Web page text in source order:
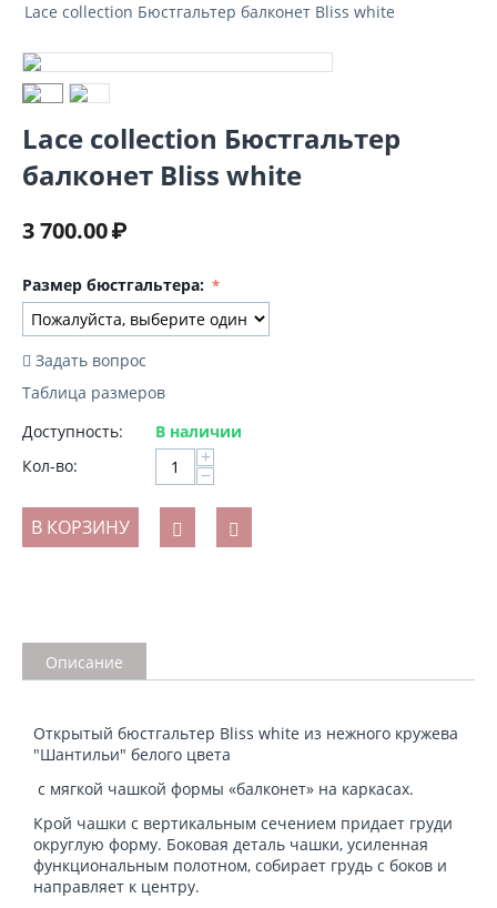
Lace collection Бюстгальтер балконет Bliss white
Lace collection Бюстгальтер
балконет Bliss white
3 700.00₽
Размер бюстгальтера:
Задать вопрос
Таблица размеров
Доступность:
В наличии
Кол-во:
+
−
В КОРЗИНУ
Описание
Открытый бюстгальтер Bliss white из нежного кружева
"Шантильи" белого цвета
с мягкой чашкой формы «балконет» на каркасах.
Крой чашки с вертикальным сечением придает груди
округлую форму. Боковая деталь чашки, усиленная
функциональным полотном, собирает грудь с боков и
направляет к центру.